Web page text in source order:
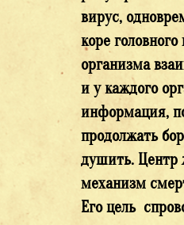
вирус,
коре
организма
и у каждого
информация,
продолжать
душить. Центр
механизм
Его цель